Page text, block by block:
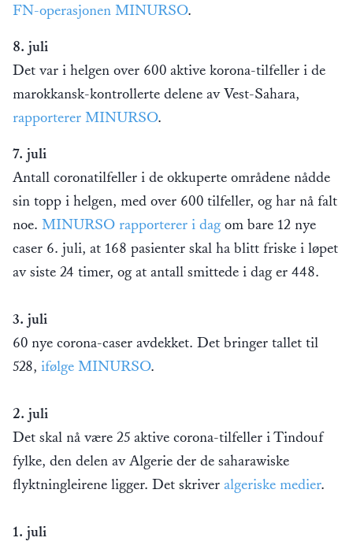
FN-operasjonen MINURSO.
8. juli
Det var i helgen over 600 aktive korona-tilfeller i de
marokkansk-kontrollerte delene av Vest-Sahara,
rapporterer MINURSO.
7. juli
Antall coronatilfeller i de okkuperte områdene nådde
sin topp i helgen, med over 600 tilfeller, og har nå falt
noe. MINURSO rapporterer i dag om bare 12 nye
caser 6. juli, at 168 pasienter skal ha blitt friske i løpet
av siste 24 timer, og at antall smittede i dag er 448.
3. juli
60 nye corona-caser avdekket. Det bringer tallet til
528, ifølge MINURSO.
2. juli
Det skal nå være 25 aktive corona-tilfeller i Tindouf
fylke, den delen av Algerie der de saharawiske
flyktningleirene ligger. Det skriver algeriske medier.
1. juli